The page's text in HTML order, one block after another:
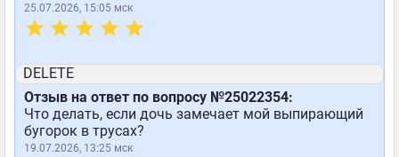
25.07.2026, 15:05 мск
DELETE
Отзыв на ответ по вопросу №25022354:
Что делать, если дочь замечает мой выпирающий
бугорок в трусах?
19.07.2026, 13:25 мск